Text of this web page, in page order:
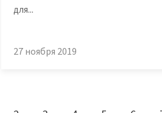
для...
27 ноября 2019